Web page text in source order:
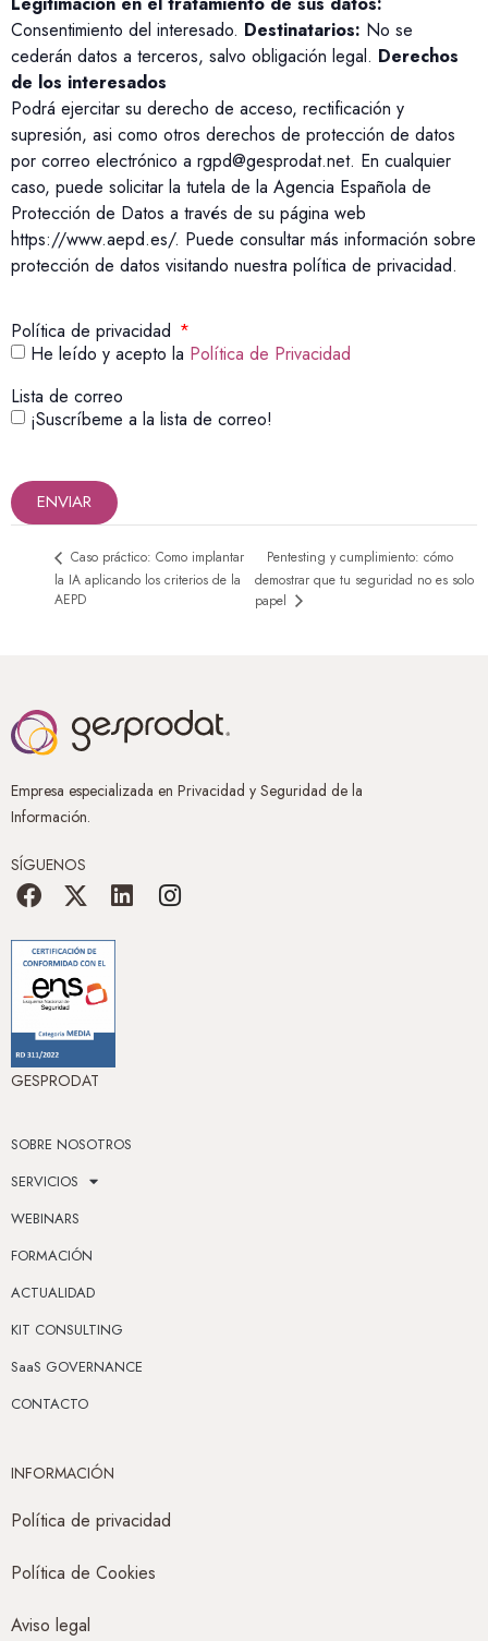
Consentimiento del interesado. Destinatarios: No se
cederán datos a terceros, salvo obligación legal. Derechos
de los interesados
Podrá ejercitar su derecho de acceso, rectificación y
supresión, asi como otros derechos de protección de datos
por correo electrónico a rgpd@gesprodat.net. En cualquier
caso, puede solicitar la tutela de la Agencia Española de
Protección de Datos a través de su página web
https://www.aepd.es/. Puede consultar más información sobre
protección de datos visitando nuestra política de privacidad.
Política de privacidad
He leído y acepto la Política de Privacidad
Lista de correo
¡Suscríbeme a la lista de correo!
ENVIAR
Caso práctico: Como implantar
la IA aplicando los criterios de la
AEPD
Pentesting y cumplimiento: cómo
demostrar que tu seguridad no es solo
papel
Empresa especializada en Privacidad y Seguridad de la
Información.
SÍGUENOS
GESPRODAT
SOBRE NOSOTROS
SERVICIOS
WEBINARS
FORMACIÓN
ACTUALIDAD
KIT CONSULTING
SaaS GOVERNANCE
CONTACTO
INFORMACIÓN
Política de privacidad
Política de Cookies
Aviso legal